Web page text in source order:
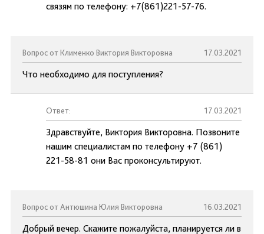
связям по телефону: +7(861)221-57-76.
Вопрос от Клименко Виктория Викторовна 17.03.2021
Что необходимо для поступления?
Ответ: 17.03.2021
Здравствуйте, Виктория Викторовна. Позвоните
нашим специалистам по телефону +7 (861)
221-58-81 они Вас проконсультируют.
Вопрос от Антюшина Юлия Викторовна 16.03.2021
Добрый вечер. Скажите пожалуйста, планируется ли в